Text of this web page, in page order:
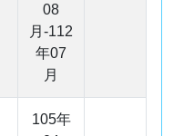
08
月-112
年07
月
105年